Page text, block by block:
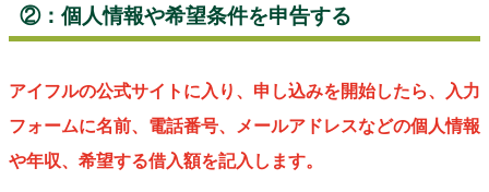
②：個人情報や希望条件を申告する
アイフルの公式サイトに入り、申し込みを開始したら、入力
フォームに名前、電話番号、メールアドレスなどの個人情報
や年収、希望する借入額を記入します。